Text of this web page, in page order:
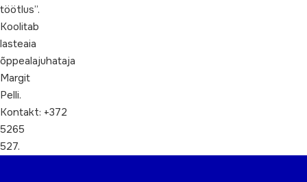
töötlus”.
Koolitab
lasteaia
õppealajuhataja
Margit
Pelli.
Kontakt: +372
5265
527.